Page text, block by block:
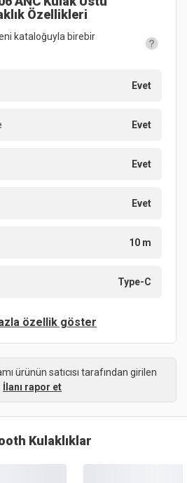
Özellikleri
kataloğuyla birebir
Evet
Evet
Evet
Evet
10 m
Type-C
özellik göster
ürünün satıcısı tarafından girilen
İlanı rapor et
Kulaklıklar